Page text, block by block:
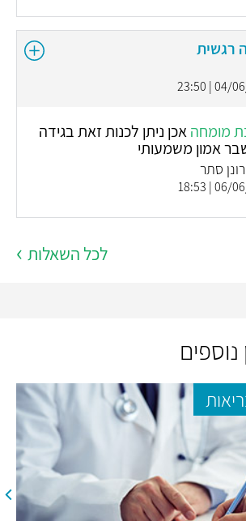
רגשית
04/06/
מומחהאכן ניתן לכנות זאת בגידה
אמון משמעותי
סתר
06/06/
לכל השאלות